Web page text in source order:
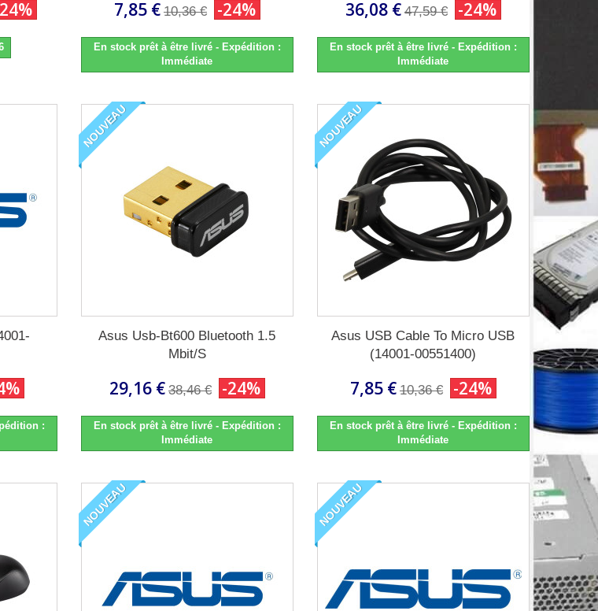
7,85 € 10,36 € -24%
En stock prêt à être livré - Expédition :
Immédiate
36,08 € 47,59 € -24%
En stock prêt à être livré - Expédition :
Immédiate
:
NOUVEAU
Asus Usb-Bt600 Bluetooth 1.5
Mbit/S
29,16 € 38,46 € -24%
En stock prêt à être livré - Expédition :
Immédiate
NOUVEAU
Asus USB Cable To Micro USB
(14001-00551400)
7,85 € 10,36 € -24%
En stock prêt à être livré - Expédition :
Immédiate
NOUVEAU NOUVEAU